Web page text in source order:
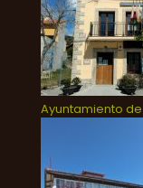
Ayuntamiento